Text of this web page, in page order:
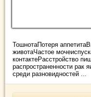
ТошнотаПотеря
животаЧастое
контактеРасстройство
распространенности рак
среди разновидностей ...